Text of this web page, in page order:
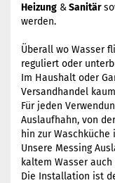
Heizung &Sanitär
werden.
Überall wo Wasser
reguliert oder
Im Haushalt oder
Versandhandel
Für jeden
Auslaufhahn, von
hin zur
Unsere Messing
kaltem Wasser
Die Installation ist